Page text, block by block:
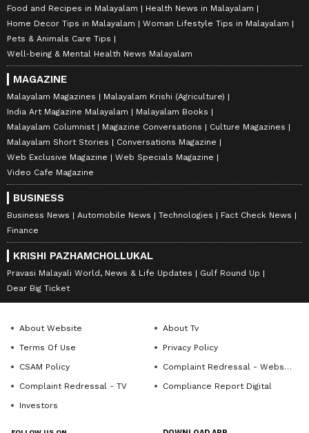
Food and Recipes in Malayalam
Health News in Malayalam
Home Decor Tips in Malayalam
Woman Lifestyle Tips in Malayalam
Pets & Animals Care Tips
Well-being & Mental Health News Malayalam
MAGAZINE
Malayalam Magazines
Malayalam Krishi (Agriculture)
India Art Magazine Malayalam
Malayalam Books
Malayalam Columnist
Magazine Conversations
Culture Magazines
Malayalam Short Stories
Conversations Magazine
Web Exclusive Magazine
Web Specials Magazine
Video Cafe Magazine
BUSINESS
Business News Automobile News Technologies
Fact Check News
Finance
KRISHI PAZHAMCHOLLUKAL
Pravasi Malayali World, News & Life Updates
Gulf Round Up
Dear Big Ticket
About Website
About Tv
Terms Of Use
Privacy Policy
CSAM Policy
Complaint Redressal - Website
Complaint Redressal - TV
Compliance Report Digital
Investors